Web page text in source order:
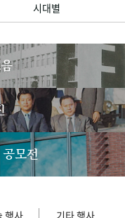
영상 기록물
시대별
모전